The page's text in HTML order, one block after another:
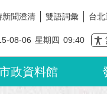
新聞澄清 雙語詞彙 台北
08-06 星期四 09:40
政資料館